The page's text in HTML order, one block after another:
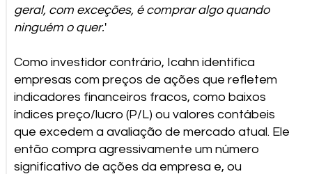
geral, com exceções, é comprar algo quando
ninguém o quer.'
Como investidor contrário, Icahn identifica
empresas com preços de ações que refletem
indicadores financeiros fracos, como baixos
índices preço/lucro (P/L) ou valores contábeis
que excedem a avaliação de mercado atual. Ele
então compra agressivamente um número
significativo de ações da empresa e, ou